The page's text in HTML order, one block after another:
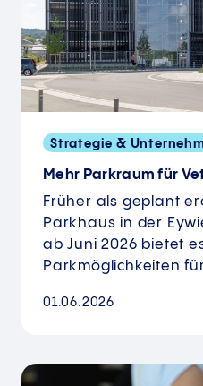
Strategie &
Mehr Parkraum für
Früher als geplant
Parkhaus in der
ab Juni 2026 bietet
Parkmöglichkeiten
01.06.2026